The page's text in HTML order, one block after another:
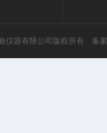
仪器有限公司版权所有 备